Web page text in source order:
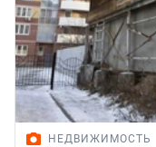
НЕДВИЖИМОСТЬ